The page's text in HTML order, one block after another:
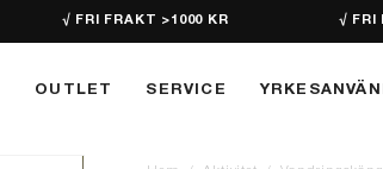
√ FRI FRAKT >1000 KR √ FRI
OUTLET SERVICE